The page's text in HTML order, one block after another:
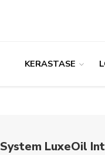
KERASTASE
System LuxeOil